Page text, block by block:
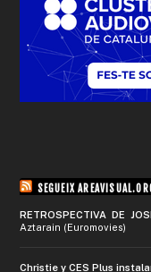
SEGUEIX
RETROSPECTIVA DE
Aztarain (Euromovies)
Christie y CES Plus